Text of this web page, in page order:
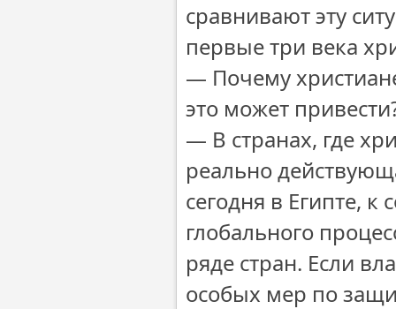
сравнивают эту
первые три века
― Почему
это может
― В странах, где
реально
сегодня в Египте,
глобального
ряде стран. Если
особых мер по